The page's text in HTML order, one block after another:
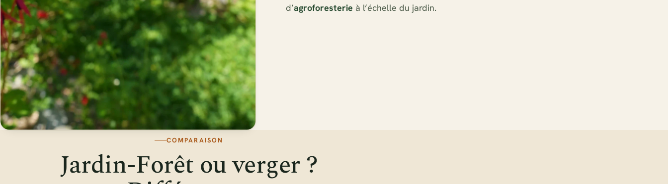
d’agroforesterie à l’échelle du jardin.
COMPARAISON
Jardin-Forêt ou verger ?